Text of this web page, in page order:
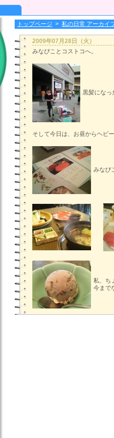
トップページ > 私の日常 アーカイ
2009年07月28日（火）
みなぴことコストコへ。
黒髪になっ
そして今日は、お昼からヘビ
みなぴ
私、ち
今まで